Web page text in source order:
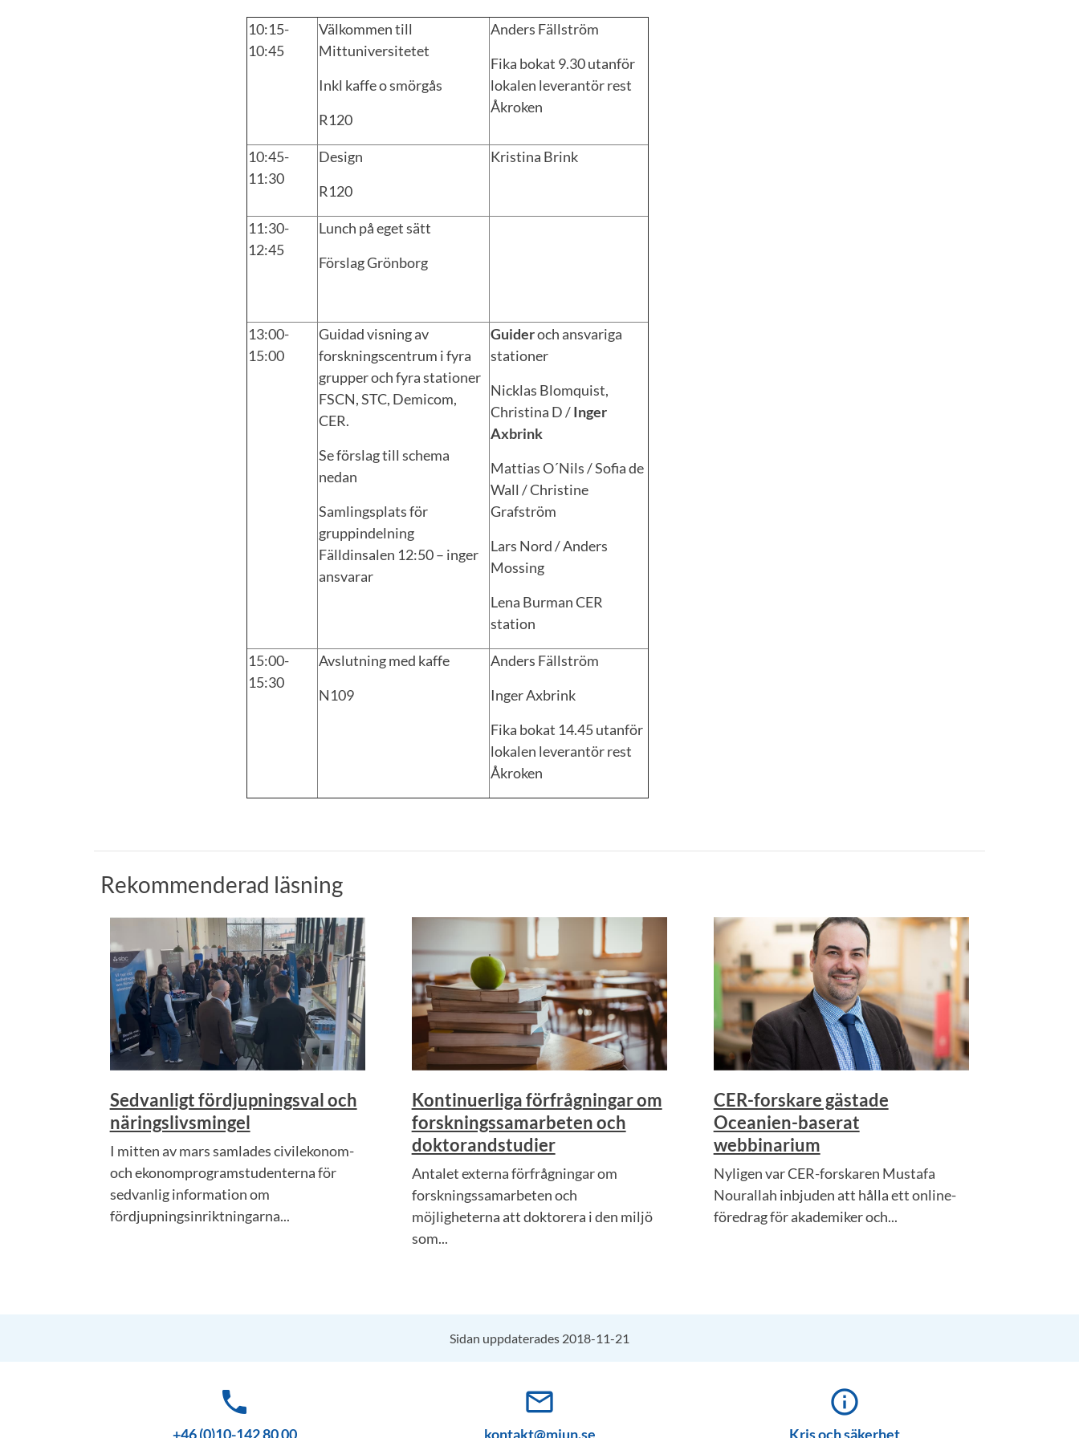
10:15-
10:45
Välkommen till
Mittuniversitetet
Inkl kaffe o smörgås
R120
Anders Fällström
Fika bokat 9.30 utanför
lokalen leverantör rest
Åkroken
10:45-
11:30
Design
R120
Kristina Brink
11:30-
12:45
Lunch på eget sätt
Förslag Grönborg
13:00-
15:00
Guidad visning av
forskningscentrum i fyra
grupper och fyra stationer
FSCN, STC, Demicom,
CER.
Se förslag till schema
nedan
Samlingsplats för
gruppindelning
Fälldinsalen 12:50 – inger
ansvarar
Guideroch ansvariga
stationer
Nicklas Blomquist,
Christina D /Inger
Axbrink
Mattias O´Nils / Sofia de
Wall / Christine
Grafström
Lars Nord / Anders
Mossing
Lena Burman CER
station
15:00-
15:30
Avslutning med kaffe
N109
Anders Fällström
Inger Axbrink
Fika bokat 14.45 utanför
lokalen leverantör rest
Åkroken
Rekommenderad läsning
Sedvanligt fördjupningsval och
näringslivsmingel
I mitten av mars samlades civilekonom-
och ekonomprogramstudenterna för
sedvanlig information om
fördjupningsinriktningarna...
Kontinuerliga förfrågningar om
forskningssamarbeten och
doktorandstudier
Antalet externa förfrågningar om
forskningssamarbeten och
möjligheterna att doktorera i den miljö
som...
CER-forskare gästade
Oceanien-baserat
webbinarium
Nyligen var CER-forskaren Mustafa
Nourallah inbjuden att hålla ett online-
föredrag för akademiker och...
Sidan uppdaterades 2018-11-21
phone
+46 (0)10-142 80 00
mail_outline
kontakt@miun.se
info_outline
Kris och säkerhet